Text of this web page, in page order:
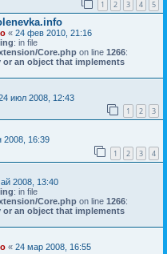
1 2 3 4 5
« 24 фев 2010, 21:16
: in file
Core.php on line 1266:
or an object that implements
июл 2008, 12:43
1 2 3
2008, 16:39
1 2 3 4
2008, 13:40
: in file
Core.php on line 1266:
or an object that implements
« 24 мар 2008, 16:55